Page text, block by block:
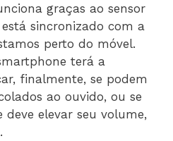
graças ao sensor
sincronizado com a
perto do móvel.
terá a
finalmente, se podem
ao ouvido, ou se
deve elevar seu volume,